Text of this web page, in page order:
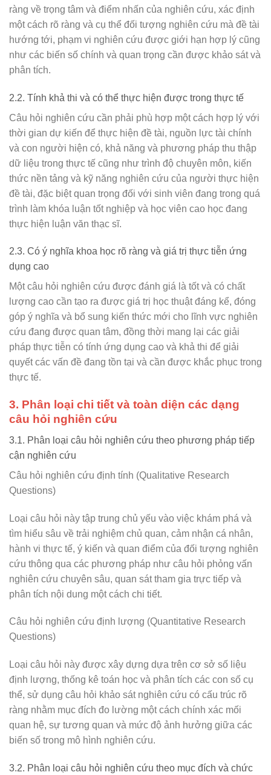
ràng về trọng tâm và điểm nhấn của nghiên cứu, xác định
một cách rõ ràng và cụ thể đối tượng nghiên cứu mà đề tài
hướng tới, phạm vi nghiên cứu được giới hạn hợp lý cũng
như các biến số chính và quan trọng cần được khảo sát và
phân tích.
2.2. Tính khả thi và có thể thực hiện được trong thực tế
Câu hỏi nghiên cứu cần phải phù hợp một cách hợp lý với
thời gian dự kiến để thực hiện đề tài, nguồn lực tài chính
và con người hiện có, khả năng và phương pháp thu thập
dữ liệu trong thực tế cũng như trình độ chuyên môn, kiến
thức nền tảng và kỹ năng nghiên cứu của người thực hiện
đề tài, đặc biệt quan trọng đối với sinh viên đang trong quá
trình làm khóa luận tốt nghiệp và học viên cao học đang
thực hiện luận văn thạc sĩ.
2.3. Có ý nghĩa khoa học rõ ràng và giá trị thực tiễn ứng
dụng cao
Một câu hỏi nghiên cứu được đánh giá là tốt và có chất
lượng cao cần tạo ra được giá trị học thuật đáng kể, đóng
góp ý nghĩa và bổ sung kiến thức mới cho lĩnh vực nghiên
cứu đang được quan tâm, đồng thời mang lại các giải
pháp thực tiễn có tính ứng dụng cao và khả thi để giải
quyết các vấn đề đang tồn tại và cần được khắc phục trong
thực tế.
3. Phân loại chi tiết và toàn diện các dạng
câu hỏi nghiên cứu
3.1. Phân loại câu hỏi nghiên cứu theo phương pháp tiếp
cận nghiên cứu
Câu hỏi nghiên cứu định tính (Qualitative Research
Questions)
Loại câu hỏi này tập trung chủ yếu vào việc khám phá và
tìm hiểu sâu về trải nghiệm chủ quan, cảm nhận cá nhân,
hành vi thực tế, ý kiến và quan điểm của đối tượng nghiên
cứu thông qua các phương pháp như câu hỏi phỏng vấn
nghiên cứu chuyên sâu, quan sát tham gia trực tiếp và
phân tích nội dung một cách chi tiết.
Câu hỏi nghiên cứu định lượng (Quantitative Research
Questions)
Loại câu hỏi này được xây dựng dựa trên cơ sở số liệu
định lượng, thống kê toán học và phân tích các con số cụ
thể, sử dụng câu hỏi khảo sát nghiên cứu có cấu trúc rõ
ràng nhằm mục đích đo lường một cách chính xác mối
quan hệ, sự tương quan và mức độ ảnh hưởng giữa các
biến số trong mô hình nghiên cứu.
3.2. Phân loại câu hỏi nghiên cứu theo mục đích và chức